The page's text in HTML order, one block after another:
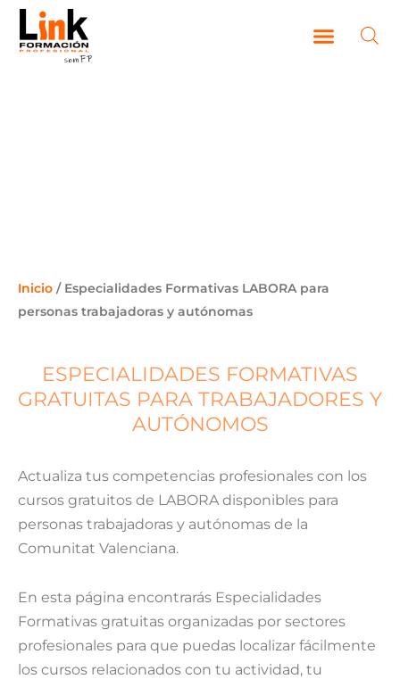
Inicio / Especialidades Formativas LABORA para
personas trabajadoras y autónomas
ESPECIALIDADES FORMATIVAS
GRATUITAS PARA TRABAJADORES Y
AUTÓNOMOS
Actualiza tus competencias profesionales con los
cursos gratuitos de LABORA disponibles para
personas trabajadoras y autónomas de la
Comunitat Valenciana.
En esta página encontrarás Especialidades
Formativas gratuitas organizadas por sectores
profesionales para que puedas localizar fácilmente
los cursos relacionados con tu actividad, tu